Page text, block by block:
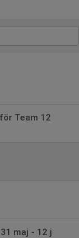
Team 12
maj - 12 j